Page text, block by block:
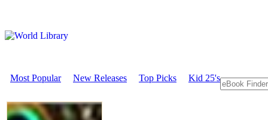
Most Popular New Releases Top Picks Kid 25's